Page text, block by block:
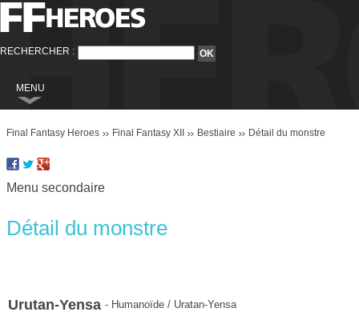
RECHERCHER :
MENU
Final Fantasy VIII
Final Fantasy X
Final Fantasy XIII
Final Fantasy Heroes Final Fantasy XII Bestiaire Détail du monstre
Menu secondaire
Détail du monstre
Urutan-Yensa - Humanoïde / Uratan-Yensa